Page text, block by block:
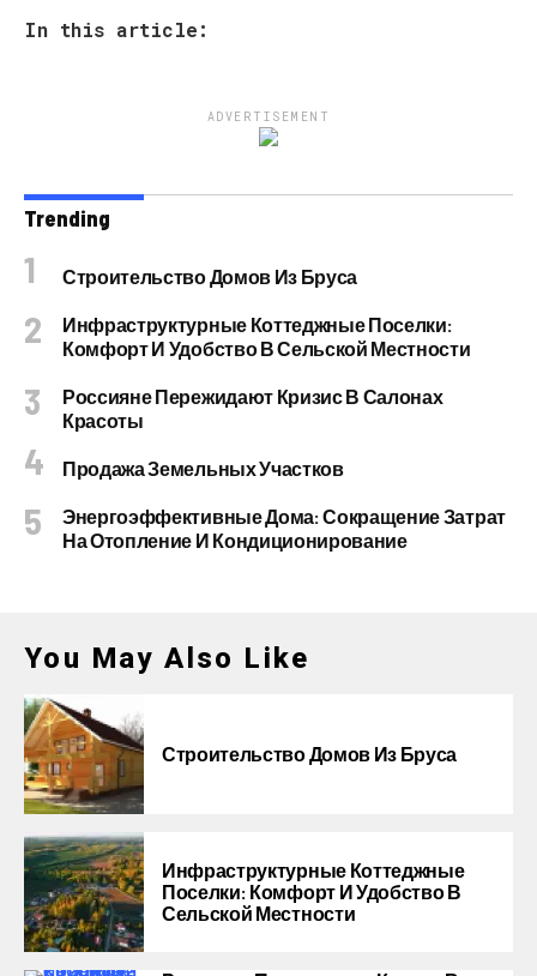
In this article:
ADVERTISEMENT
Trending
Строительство Домов Из Бруса
Инфраструктурные Коттеджные Поселки:
Комфорт И Удобство В Сельской Местности
Россияне Пережидают Кризис В Салонах
Красоты
Продажа Земельных Участков
Энергоэффективные Дома: Сокращение Затрат
На Отопление И Кондиционирование
You May Also Like
Строительство Домов Из Бруса
Инфраструктурные Коттеджные
Поселки: Комфорт И Удобство В
Сельской Местности